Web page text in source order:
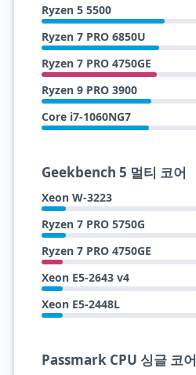
Ryzen 5 5500
Ryzen 7 PRO 6850U
Ryzen 7 PRO 4750GE
Ryzen 9 PRO 3900
Core i7-1060NG7
Geekbench 5 멀티 코어
Xeon W-3223
Ryzen 7 PRO 5750G
Ryzen 7 PRO 4750GE
Xeon E5-2643 v4
Xeon E5-2448L
Passmark CPU 싱글 코어